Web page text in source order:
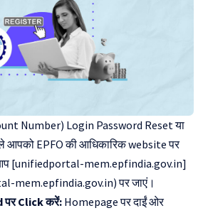
Number) Login Password Reset या
EPFO की आधिकारिक website पर
आप [unifiedportal-mem.epfindia.gov.in]
mem.epfindia.gov.in) पर जाएं।
पर Click करें: Homepage पर दाईं ओर